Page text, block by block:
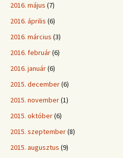
2016. május (7)
2016. április (6)
2016. március (3)
2016. február(6)
2016. január(6)
2015. december(6)
2015. november(1)
2015. október(6)
2015. szeptember(8)
2015. augusztus (9)